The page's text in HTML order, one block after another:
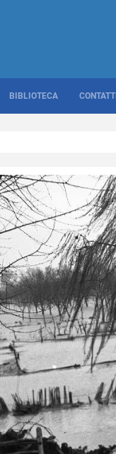
BIBLIOTECA CONTATTI